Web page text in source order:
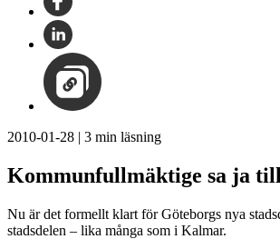
2010-01-28 | 3 min läsning
Kommunfullmäktige sa ja
Nu är det formellt klart för Göteborgs nya
stadsdelen – lika många som i Kalmar.